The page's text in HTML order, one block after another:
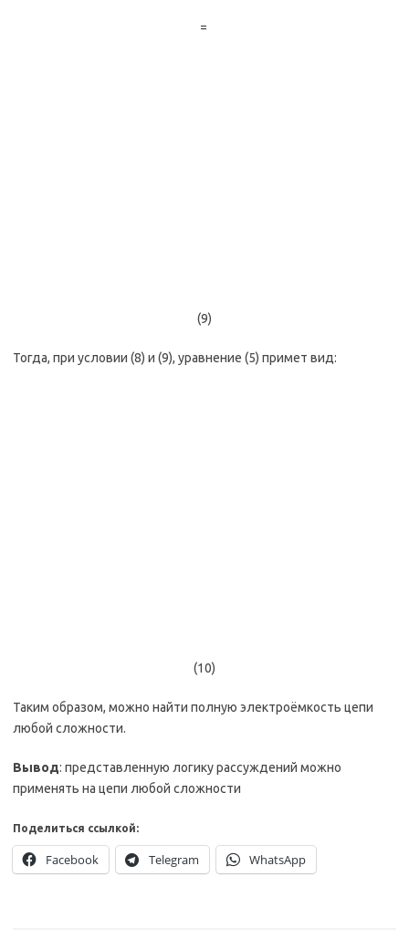
=
(9)
Тогда, при условии (8) и (9), уравнение (5) примет вид:
(10)
Таким образом, можно найти полную электроёмкость цепи
любой сложности.
Вывод: представленную логику рассуждений можно
применять на цепи любой сложности
Поделиться ссылкой:
Facebook Telegram WhatsApp